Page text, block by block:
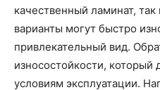
качественный ламинат,
варианты могут быстро
привлекательный вид.
износостойкости, который
условиям эксплуатации.